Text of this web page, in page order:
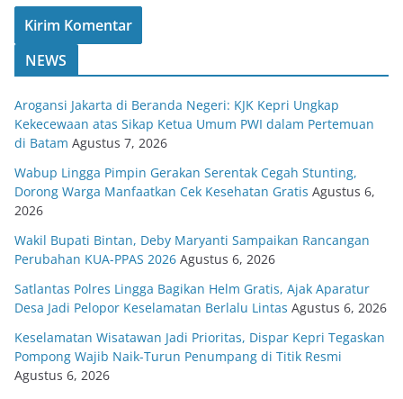
NEWS
Arogansi Jakarta di Beranda Negeri: KJK Kepri Ungkap
Kekecewaan atas Sikap Ketua Umum PWI dalam Pertemuan
di Batam Agustus 7, 2026
Wabup Lingga Pimpin Gerakan Serentak Cegah Stunting,
Dorong Warga Manfaatkan Cek Kesehatan Gratis Agustus 6,
2026
Wakil Bupati Bintan, Deby Maryanti Sampaikan Rancangan
Perubahan KUA-PPAS 2026 Agustus 6, 2026
Satlantas Polres Lingga Bagikan Helm Gratis, Ajak Aparatur
Desa Jadi Pelopor Keselamatan Berlalu Lintas Agustus 6, 2026
Keselamatan Wisatawan Jadi Prioritas, Dispar Kepri Tegaskan
Pompong Wajib Naik-Turun Penumpang di Titik Resmi
Agustus 6, 2026